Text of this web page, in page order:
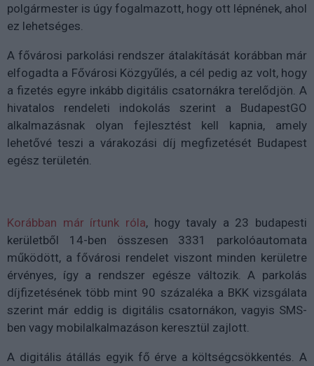
polgármester is úgy fogalmazott, hogy ott lépnének, ahol
ez lehetséges.
A fővárosi parkolási rendszer átalakítását korábban már
elfogadta a Fővárosi Közgyűlés, a cél pedig az volt, hogy
a fizetés egyre inkább digitális csatornákra terelődjön. A
hivatalos rendeleti indokolás szerint a BudapestGO
alkalmazásnak olyan fejlesztést kell kapnia, amely
lehetővé teszi a várakozási díj megfizetését Budapest
egész területén.
Korábban már írtunk róla, hogy tavaly a 23 budapesti
kerületből 14-ben összesen 3331 parkolóautomata
működött, a fővárosi rendelet viszont minden kerületre
érvényes, így a rendszer egésze változik. A parkolás
díjfizetésének több mint 90 százaléka a BKK vizsgálata
szerint már eddig is digitális csatornákon, vagyis SMS-
ben vagy mobilalkalmazáson keresztül zajlott.
A digitális átállás egyik fő érve a költségcsökkentés. A